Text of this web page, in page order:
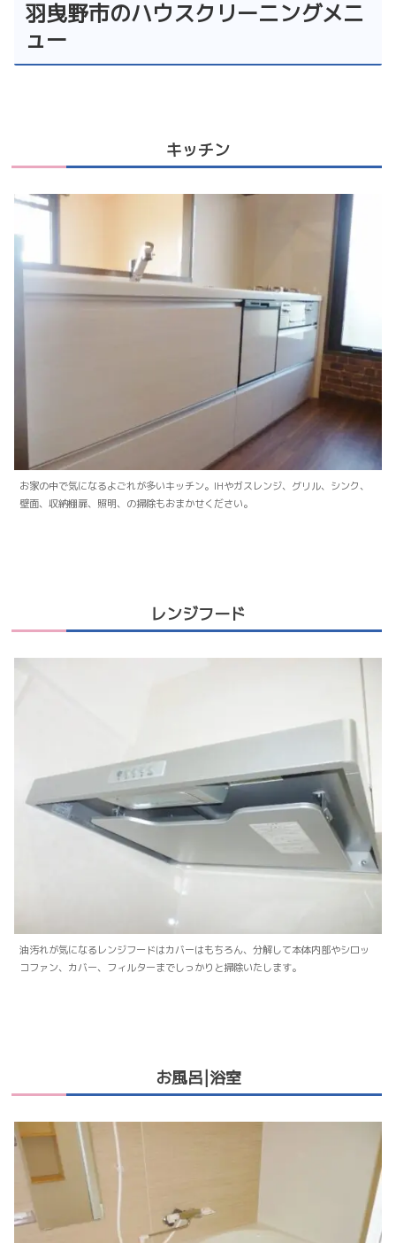
羽曳野市のハウスクリーニングメニ
ュー
キッチン
お家の中で気になるよごれが多いキッチン。IHやガスレンジ、グリル、シンク、
壁面、収納棚扉、照明、の掃除もおまかせください。
レンジフード
油汚れが気になるレンジフードはカバーはもちろん、分解して本体内部やシロッ
コファン、カバー、フィルターまでしっかりと掃除いたします。
お風呂|浴室